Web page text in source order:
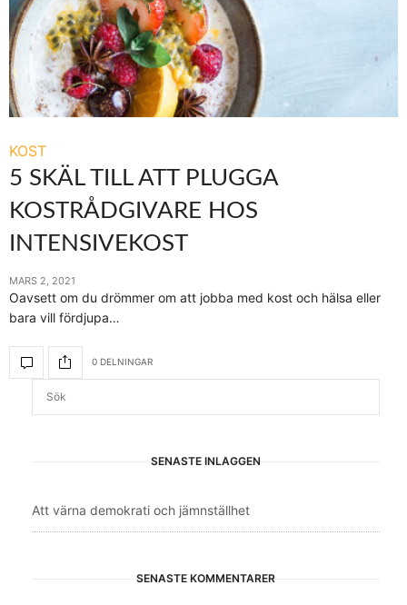
KOST
5 SKÄL TILL ATT PLUGGA
KOSTRÅDGIVARE HOS
INTENSIVEKOST
MARS 2, 2021
Oavsett om du drömmer om att jobba med kost och hälsa eller
bara vill fördjupa…
0 DELNINGAR
SENASTE INLÄGGEN
Att värna demokrati och jämnställhet
SENASTE KOMMENTARER